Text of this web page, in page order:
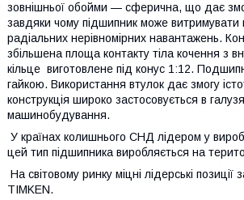
зовнішньої обойми — сферична, що дає
завдяки чому підшипник може
радіальних нерівномірних навантажень.
збільшена площа контакту тіла кочення з
кільце виготовлене під конус 1:12.
гайкою. Використання втулок дає змогу
конструкція широко застосовується в
машинобудування.
У країнах колишнього СНД лідером у
цей тип підшипника виробляється на
На світовому ринку міцні лідерські
TIMKEN.